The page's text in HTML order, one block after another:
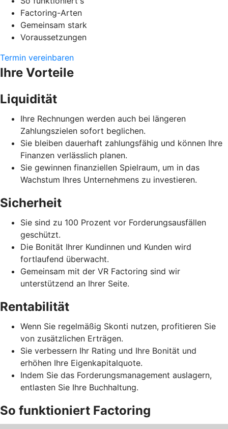
Factoring-Arten
Gemeinsam stark
Voraussetzungen
Termin vereinbaren
Ihre Vorteile
Liquidität
Ihre Rechnungen werden auch bei längeren
Zahlungszielen sofort beglichen.
Sie bleiben dauerhaft zahlungsfähig und können Ihre
Finanzen verlässlich planen.
Sie gewinnen finanziellen Spielraum, um in das
Wachstum Ihres Unternehmens zu investieren.
Sicherheit
Sie sind zu 100 Prozent vor Forderungsausfällen
geschützt.
Die Bonität Ihrer Kundinnen und Kunden wird
fortlaufend überwacht.
Gemeinsam mit der VR Factoring sind wir
unterstützend an Ihrer Seite.
Rentabilität
Wenn Sie regelmäßig Skonti nutzen, profitieren Sie
von zusätzlichen Erträgen.
Sie verbessern Ihr Rating und Ihre Bonität und
erhöhen Ihre Eigenkapitalquote.
Indem Sie das Forderungsmanagement auslagern,
entlasten Sie Ihre Buchhaltung.
So funktioniert Factoring